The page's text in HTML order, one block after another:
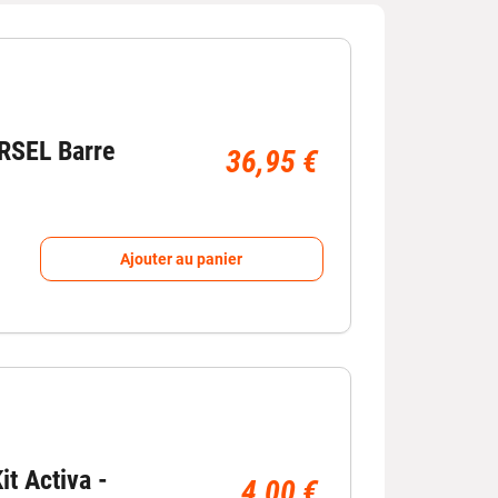
votre voiture. :contentReference[oaicite:0]
votre véhicule.
Barre
36,95 €
Ajouter au panier
Activa -